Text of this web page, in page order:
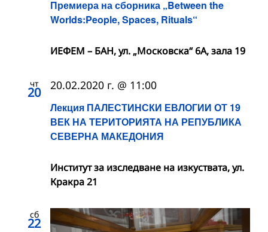
Премиера на сборника „Between the
Worlds:People, Spaces, Rituals“
ИЕФЕМ – БАН, ул. „Московска“ 6А, зала 19
чт
20
Лекция ПАЛЕСТИНСКИ ЕВЛОГИИ ОТ 19
ВЕК НА ТЕРИТОРИЯТА НА РЕПУБЛИКА
СЕВЕРНА МАКЕДОНИЯ
20.02.2020 г. @ 11:00
Институт за изследване на изкуствата, ул.
Кракра 21
сб
22